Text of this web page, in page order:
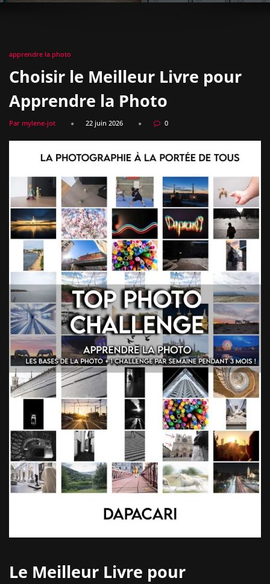
apprendre la photo
Choisir le Meilleur Livre pour
Apprendre la Photo
Par mylene-jot 22 juin 2026 0
Le Meilleur Livre pour